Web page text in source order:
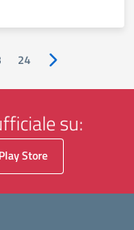
24 Pagina
su:
Play Store